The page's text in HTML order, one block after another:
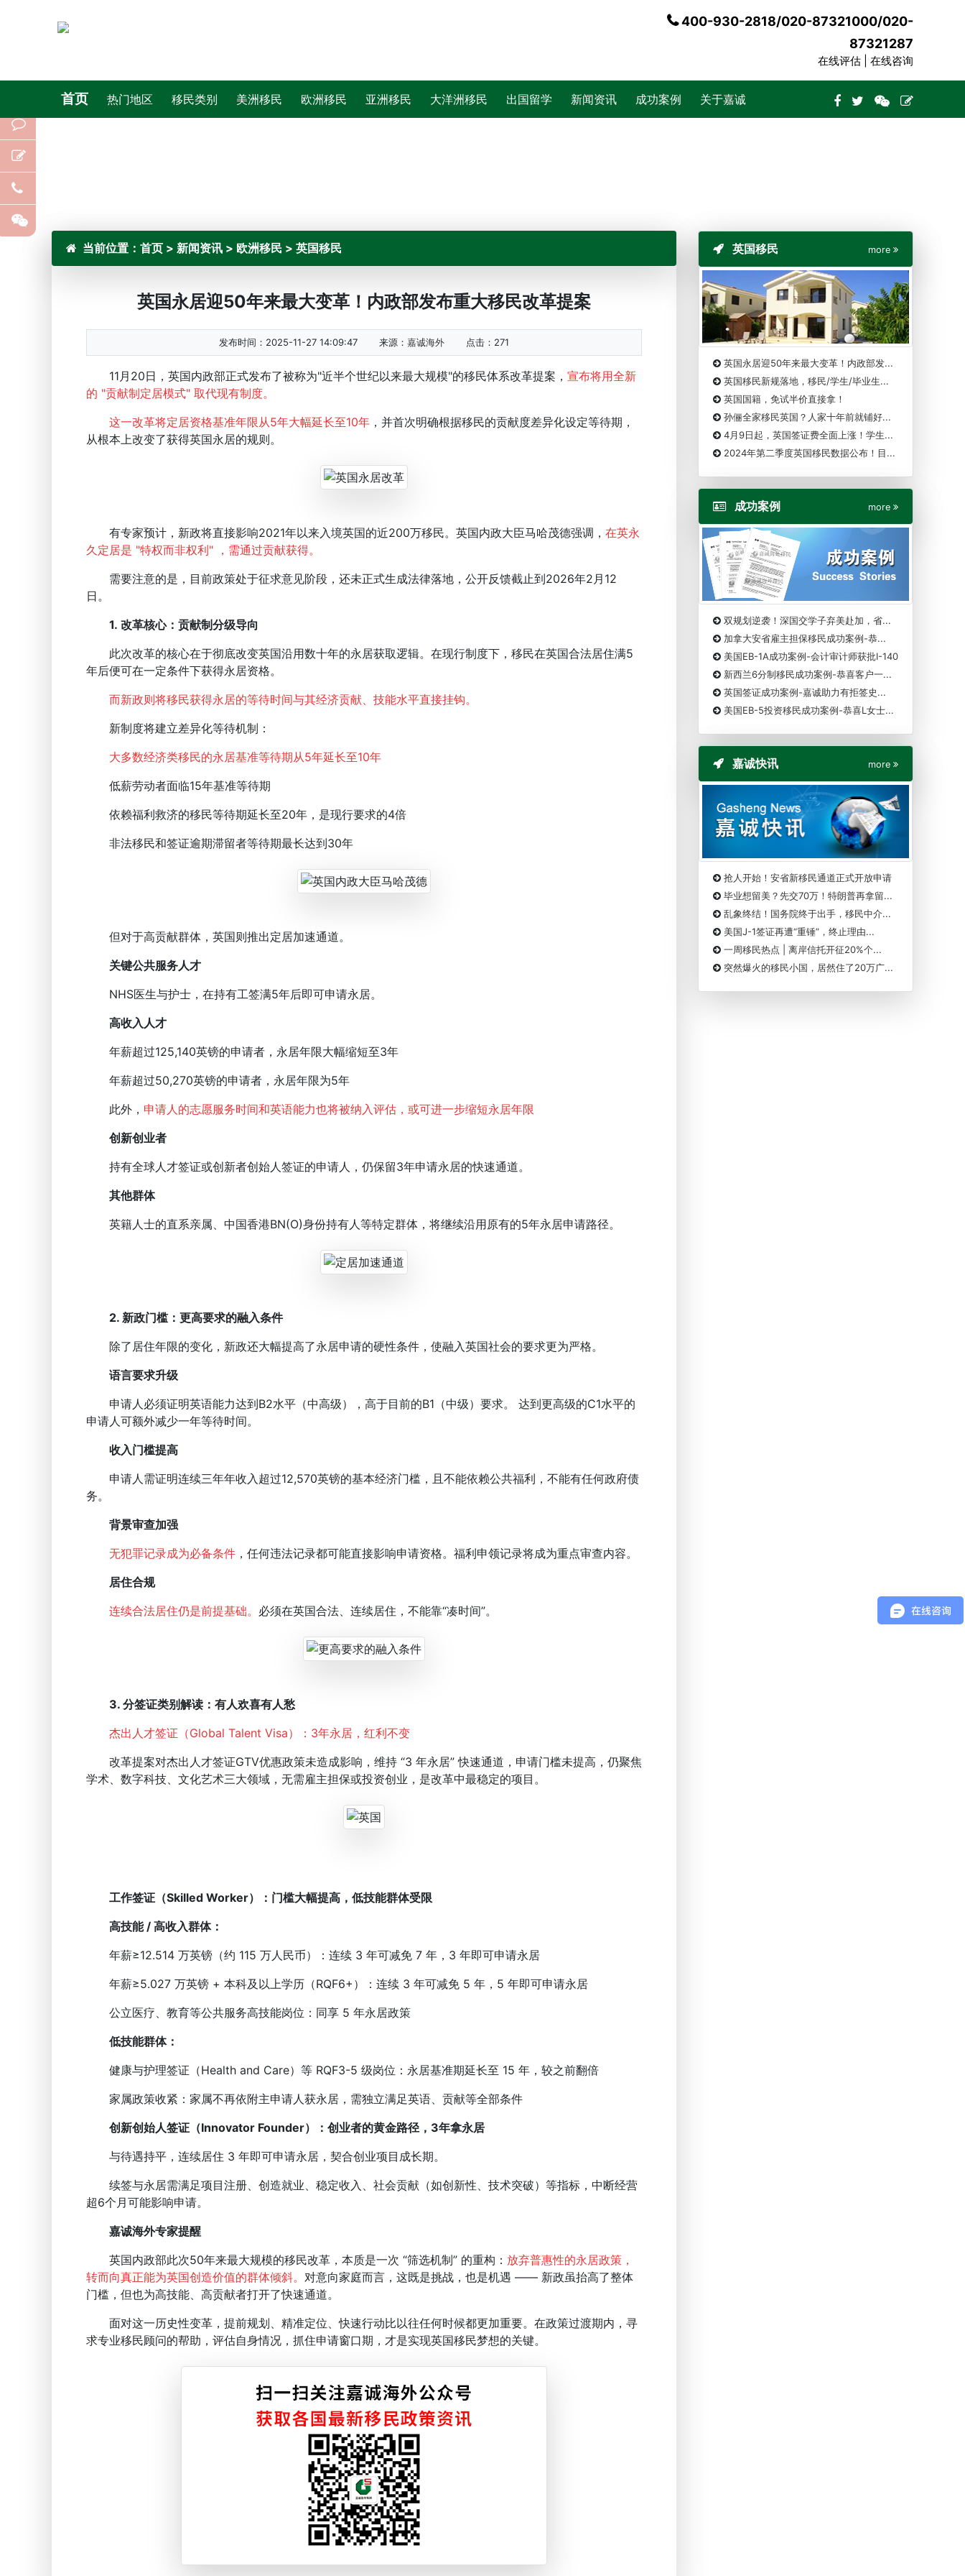
400-930-2818/020-87321000/020-
87321287
在线评估 | 在线咨询
首页 热门地区 移民类别 美洲移民 欧洲移民 亚洲移民 大洋洲移民 出国留学 新闻资讯 成功案例 关于嘉诚
当前位置： 首页 > 新闻资讯 > 欧洲移民 > 英国移民
英国永居迎50年来最大变革！内政部发布重大移民改革提案
发布时间：2025-11-27 14:09:47 来源： 嘉诚海外 点击： 271
11月20日，英国内政部正式发布了被称为"近半个世纪以来最大规模"的移民体系改革提案， 宣布将用全新
的 "贡献制定居模式" 取代现有制度。
这一改革将定居资格基准年限从5年大幅延长至10年 ，并首次明确根据移民的贡献度差异化设定等待期，
从根本上改变了获得英国永居的规则。
有专家预计，新政将直接影响2021年以来入境英国的近200万移民。英国内政大臣马哈茂德强调， 在英永
久定居是 "特权而非权利" ，需通过贡献获得。
需要注意的是，目前政策处于征求意见阶段，还未正式生成法律落地，公开反馈截止到2026年2月12
日。
1. 改革核心：贡献制分级导向
此次改革的核心在于彻底改变英国沿用数十年的永居获取逻辑。在现行制度下，移民在英国合法居住满5
年后便可在一定条件下获得永居资格。
而新政则将移民获得永居的等待时间与其经济贡献、技能水平直接挂钩。
新制度将建立差异化等待机制：
大多数经济类移民的永居基准等待期从5年延长至10年
低薪劳动者面临15年基准等待期
依赖福利救济的移民等待期延长至20年，是现行要求的4倍
非法移民和签证逾期滞留者等待期最长达到30年
但对于高贡献群体，英国则推出定居加速通道。
关键公共服务人才
NHS医生与护士，在持有工签满5年后即可申请永居。
高收入人才
年薪超过125,140英镑的申请者，永居年限大幅缩短至3年
年薪超过50,270英镑的申请者，永居年限为5年
此外， 申请人的志愿服务时间和英语能力也将被纳入评估，或可进一步缩短永居年限
创新创业者
持有全球人才签证或创新者创始人签证的申请人，仍保留3年申请永居的快速通道。
其他群体
英籍人士的直系亲属、中国香港BN(O)身份持有人等特定群体，将继续沿用原有的5年永居申请路径。
2. 新政门槛：更高要求的融入条件
除了居住年限的变化，新政还大幅提高了永居申请的硬性条件，使融入英国社会的要求更为严格。
语言要求升级
申请人必须证明英语能力达到B2水平（中高级），高于目前的B1（中级）要求。 达到更高级的C1水平的
申请人可额外减少一年等待时间。
收入门槛提高
申请人需证明连续三年年收入超过12,570英镑的基本经济门槛，且不能依赖公共福利，不能有任何政府债
务。
背景审查加强
无犯罪记录成为必备条件 ，任何违法记录都可能直接影响申请资格。福利申领记录将成为重点审查内容。
居住合规
连续合法居住仍是前提基础。 必须在英国合法、连续居住，不能靠“凑时间”。
3. 分签证类别解读：有人欢喜有人愁
杰出人才签证（Global Talent Visa）：3年永居，红利不变
改革提案对杰出人才签证GTV优惠政策未造成影响，维持 “3 年永居” 快速通道，申请门槛未提高，仍聚焦
学术、数字科技、文化艺术三大领域，无需雇主担保或投资创业，是改革中最稳定的项目。
工作签证（Skilled Worker）：门槛大幅提高，低技能群体受限
高技能 / 高收入群体：
年薪≥12.514 万英镑（约 115 万人民币）：连续 3 年可减免 7 年，3 年即可申请永居
年薪≥5.027 万英镑 + 本科及以上学历（RQF6+）：连续 3 年可减免 5 年，5 年即可申请永居
公立医疗、教育等公共服务高技能岗位：同享 5 年永居政策
低技能群体：
健康与护理签证（Health and Care）等 RQF3-5 级岗位：永居基准期延长至 15 年，较之前翻倍
家属政策收紧：家属不再依附主申请人获永居，需独立满足英语、贡献等全部条件
创新创始人签证（Innovator Founder）：创业者的黄金路径，3年拿永居
与待遇持平，连续居住 3 年即可申请永居，契合创业项目成长期。
续签与永居需满足项目注册、创造就业、稳定收入、社会贡献（如创新性、技术突破）等指标，中断经营
超6个月可能影响申请。
嘉诚海外专家提醒
英国内政部此次50年来最大规模的移民改革，本质是一次 “筛选机制” 的重构： 放弃普惠性的永居政策，
转而向真正能为英国创造价值的群体倾斜。 对意向家庭而言，这既是挑战，也是机遇 —— 新政虽抬高了整体
门槛，但也为高技能、高贡献者打开了快速通道。
面对这一历史性变革，提前规划、精准定位、快速行动比以往任何时候都更加重要。在政策过渡期内，寻
求专业移民顾问的帮助，评估自身情况，抓住申请窗口期，才是实现英国移民梦想的关键。
英国移民 more
英国永居迎50年来最大变革！内政部发...
英国移民新规落地，移民/学生/毕业生...
英国国籍，免试半价直接拿！
孙俪全家移民英国？人家十年前就铺好...
4月9日起，英国签证费全面上涨！学生...
2024年第二季度英国移民数据公布！目...
成功案例 more
双规划逆袭！深国交学子弃美赴加，省...
加拿大安省雇主担保移民成功案例-恭...
美国EB-1A成功案例-会计审计师获批I-140
新西兰6分制移民成功案例-恭喜客户一...
英国签证成功案例-嘉诚助力有拒签史...
美国EB-5投资移民成功案例-恭喜L女士...
嘉诚快讯 more
抢人开始！安省新移民通道正式开放申请
毕业想留美？先交70万！特朗普再拿留...
乱象终结！国务院终于出手，移民中介...
美国J-1签证再遭“重锤”，终止理由...
一周移民热点 | 离岸信托开征20%个...
突然爆火的移民小国，居然住了20万广...